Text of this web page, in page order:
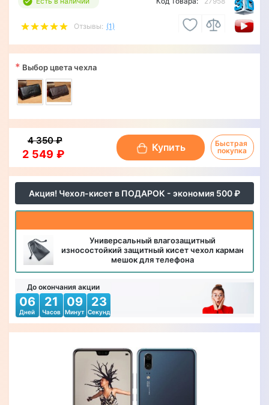
Отзывы: (1)
Акция! Чехол-кисет в ПОДАРОК - экономия 500 ₽
Универсальный влагозащитный
износостойкий защитный кисет чехол карман
мешок для телефона
До окончания акции
06
Дней
21
Часов
09
Минут
22
Секунд
* Выбор цвета чехла
2 549 ₽
4 350 ₽
Купить
Быстрая
покупка